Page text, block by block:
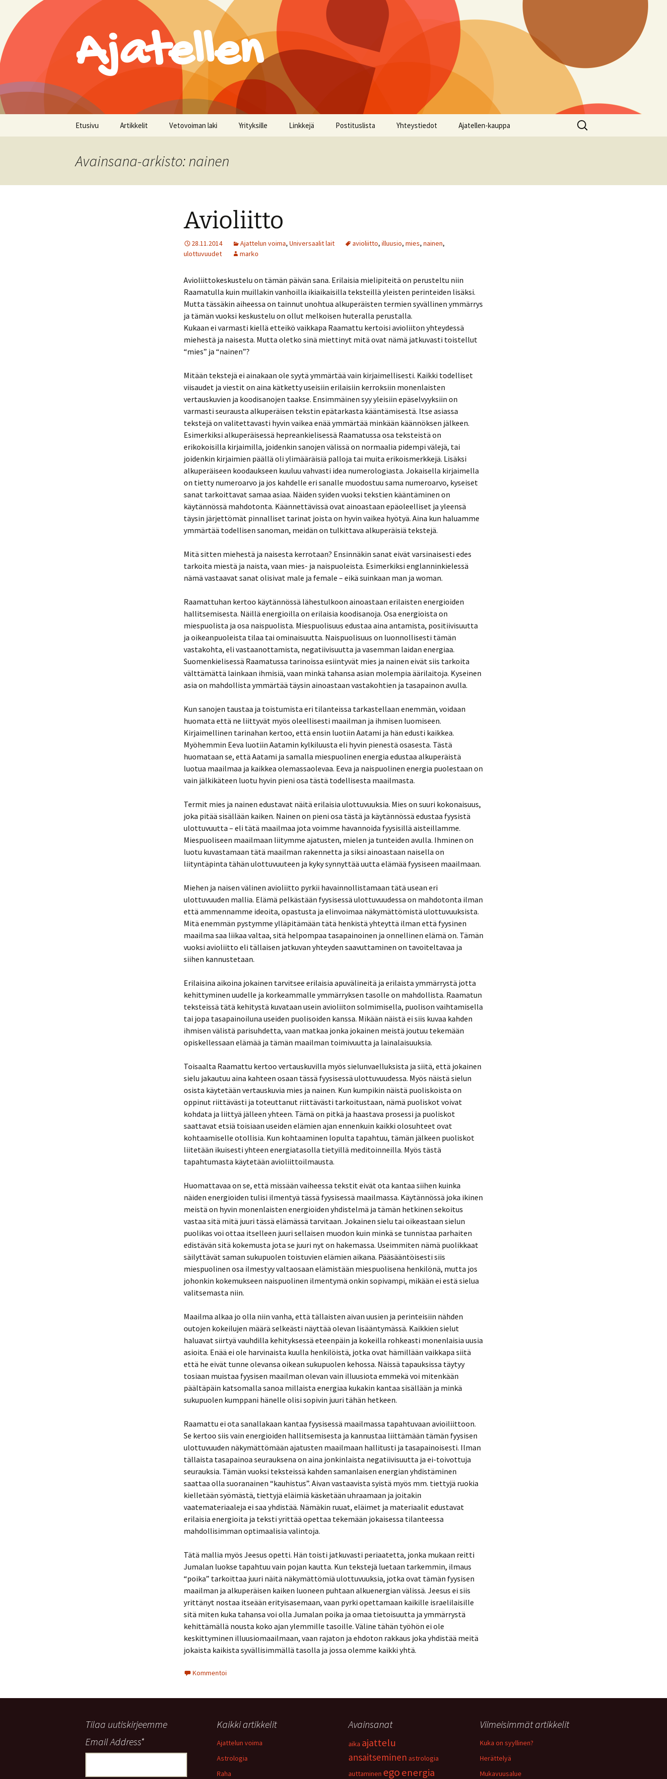
Ajatellen
Etusivu Artikkelit Vetovoiman laki Yrityksille Linkkejä Postituslista Yhteystiedot Ajatellen-kauppa
Haku:
Avainsana-arkisto: nainen
Avioliitto
28.11.2014 Ajattelun voima, Universaalit lait avioliitto, illuusio, mies, nainen,
ulottuvuudet
marko
Avioliittokeskustelu on tämän päivän sana. Erilaisia mielipiteitä on perusteltu niin
Raamatulla kuin muillakin vanhoilla ikiaikaisilla teksteillä yleisten perinteiden lisäksi.
Mutta tässäkin aiheessa on tainnut unohtua alkuperäisten termien syvällinen ymmärrys
ja tämän vuoksi keskustelu on ollut melkoisen huteralla perustalla.
Kukaan ei varmasti kiellä etteikö vaikkapa Raamattu kertoisi avioliiton yhteydessä
miehestä ja naisesta. Mutta oletko sinä miettinyt mitä ovat nämä jatkuvasti toistellut
“mies” ja “nainen”?
Mitään tekstejä ei ainakaan ole syytä ymmärtää vain kirjaimellisesti. Kaikki todelliset
viisaudet ja viestit on aina kätketty useisiin erilaisiin kerroksiin monenlaisten
vertauskuvien ja koodisanojen taakse. Ensimmäinen syy yleisiin epäselvyyksiin on
varmasti seurausta alkuperäisen tekstin epätarkasta kääntämisestä. Itse asiassa
tekstejä on valitettavasti hyvin vaikea enää ymmärtää minkään käännöksen jälkeen.
Esimerkiksi alkuperäisessä hepreankielisessä Raamatussa osa teksteistä on
erikokoisilla kirjaimilla, joidenkin sanojen välissä on normaalia pidempi välejä, tai
joidenkin kirjaimien päällä oli ylimääräisiä palloja tai muita erikoismerkkejä. Lisäksi
alkuperäiseen koodaukseen kuuluu vahvasti idea numerologiasta. Jokaisella kirjaimella
on tietty numeroarvo ja jos kahdelle eri sanalle muodostuu sama numeroarvo, kyseiset
sanat tarkoittavat samaa asiaa. Näiden syiden vuoksi tekstien kääntäminen on
käytännössä mahdotonta. Käännettävissä ovat ainoastaan epäoleelliset ja yleensä
täysin järjettömät pinnalliset tarinat joista on hyvin vaikea hyötyä. Aina kun haluamme
ymmärtää todellisen sanoman, meidän on tulkittava alkuperäisiä tekstejä.
Mitä sitten miehestä ja naisesta kerrotaan? Ensinnäkin sanat eivät varsinaisesti edes
tarkoita miestä ja naista, vaan mies- ja naispuoleista. Esimerkiksi englanninkielessä
nämä vastaavat sanat olisivat male ja female – eikä suinkaan man ja woman.
Raamattuhan kertoo käytännössä lähestulkoon ainoastaan erilaisten energioiden
hallitsemisesta. Näillä energioilla on erilaisia koodisanoja. Osa energioista on
miespuolista ja osa naispuolista. Miespuolisuus edustaa aina antamista, positiivisuutta
ja oikeanpuoleista tilaa tai ominaisuutta. Naispuolisuus on luonnollisesti tämän
vastakohta, eli vastaanottamista, negatiivisuutta ja vasemman laidan energiaa.
Suomenkielisessä Raamatussa tarinoissa esiintyvät mies ja nainen eivät siis tarkoita
välttämättä lainkaan ihmisiä, vaan minkä tahansa asian molempia äärilaitoja. Kyseinen
asia on mahdollista ymmärtää täysin ainoastaan vastakohtien ja tasapainon avulla.
Kun sanojen taustaa ja toistumista eri tilanteissa tarkastellaan enemmän, voidaan
huomata että ne liittyvät myös oleellisesti maailman ja ihmisen luomiseen.
Kirjaimellinen tarinahan kertoo, että ensin luotiin Aatami ja hän edusti kaikkea.
Myöhemmin Eeva luotiin Aatamin kylkiluusta eli hyvin pienestä osasesta. Tästä
huomataan se, että Aatami ja samalla miespuolinen energia edustaa alkuperäistä
luotua maailmaa ja kaikkea olemassaolevaa. Eeva ja naispuolinen energia puolestaan on
vain jälkikäteen luotu hyvin pieni osa tästä todellisesta maailmasta.
Termit mies ja nainen edustavat näitä erilaisia ulottuvuuksia. Mies on suuri kokonaisuus,
joka pitää sisällään kaiken. Nainen on pieni osa tästä ja käytännössä edustaa fyysistä
ulottuvuutta – eli tätä maailmaa jota voimme havannoida fyysisillä aisteillamme.
Miespuoliseen maailmaan liitymme ajatusten, mielen ja tunteiden avulla. Ihminen on
luotu kuvastamaan tätä maailman rakennetta ja siksi ainoastaan naisella on
liityntäpinta tähän ulottuvuuteen ja kyky synnyttää uutta elämää fyysiseen maailmaan.
Miehen ja naisen välinen avioliitto pyrkii havainnollistamaan tätä usean eri
ulottuvuuden mallia. Elämä pelkästään fyysisessä ulottuvuudessa on mahdotonta ilman
että ammennamme ideoita, opastusta ja elinvoimaa näkymättömistä ulottuvuuksista.
Mitä enemmän pystymme ylläpitämään tätä henkistä yhteyttä ilman että fyysinen
maailma saa liikaa valtaa, sitä helpompaa tasapainoinen ja onnellinen elämä on. Tämän
vuoksi avioliitto eli tällaisen jatkuvan yhteyden saavuttaminen on tavoiteltavaa ja
siihen kannustetaan.
Erilaisina aikoina jokainen tarvitsee erilaisia apuvälineitä ja erilaista ymmärrystä jotta
kehittyminen uudelle ja korkeammalle ymmärryksen tasolle on mahdollista. Raamatun
teksteissä tätä kehitystä kuvataan usein avioliiton solmimisella, puolison vaihtamisella
tai jopa tasapainoiluna useiden puolisoiden kanssa. Mikään näistä ei siis kuvaa kahden
ihmisen välistä parisuhdetta, vaan matkaa jonka jokainen meistä joutuu tekemään
opiskellessaan elämää ja tämän maailman toimivuutta ja lainalaisuuksia.
Toisaalta Raamattu kertoo vertauskuvilla myös sielunvaelluksista ja siitä, että jokainen
sielu jakautuu aina kahteen osaan tässä fyysisessä ulottuvuudessa. Myös näistä sielun
osista käytetään vertauskuvia mies ja nainen. Kun kumpikin näistä puoliskoista on
oppinut riittävästi ja toteuttanut riittävästi tarkoitustaan, nämä puoliskot voivat
kohdata ja liittyä jälleen yhteen. Tämä on pitkä ja haastava prosessi ja puoliskot
saattavat etsiä toisiaan useiden elämien ajan ennenkuin kaikki olosuhteet ovat
kohtaamiselle otollisia. Kun kohtaaminen lopulta tapahtuu, tämän jälkeen puoliskot
liitetään ikuisesti yhteen energiatasolla tietyillä meditoinneilla. Myös tästä
tapahtumasta käytetään avioliittoilmausta.
Huomattavaa on se, että missään vaiheessa tekstit eivät ota kantaa siihen kuinka
näiden energioiden tulisi ilmentyä tässä fyysisessä maailmassa. Käytännössä joka ikinen
meistä on hyvin monenlaisten energioiden yhdistelmä ja tämän hetkinen sekoitus
vastaa sitä mitä juuri tässä elämässä tarvitaan. Jokainen sielu tai oikeastaan sielun
puolikas voi ottaa itselleen juuri sellaisen muodon kuin minkä se tunnistaa parhaiten
edistävän sitä kokemusta jota se juuri nyt on hakemassa. Useimmiten nämä puolikkaat
säilyttävät saman sukupuolen toistuvien elämien aikana. Pääsääntöisesti siis
miespuolinen osa ilmestyy valtaosaan elämistään miespuolisena henkilönä, mutta jos
johonkin kokemukseen naispuolinen ilmentymä onkin sopivampi, mikään ei estä sielua
valitsemasta niin.
Maailma alkaa jo olla niin vanha, että tällaisten aivan uusien ja perinteisiin nähden
outojen kokeilujen määrä selkeästi näyttää olevan lisääntymässä. Kaikkien sielut
haluavat siirtyä vauhdilla kehityksessä eteenpäin ja kokeilla rohkeasti monenlaisia uusia
asioita. Enää ei ole harvinaista kuulla henkilöistä, jotka ovat hämillään vaikkapa siitä
että he eivät tunne olevansa oikean sukupuolen kehossa. Näissä tapauksissa täytyy
tosiaan muistaa fyysisen maailman olevan vain illuusiota emmekä voi mitenkään
päältäpäin katsomalla sanoa millaista energiaa kukakin kantaa sisällään ja minkä
sukupuolen kumppani hänelle olisi sopivin juuri tähän hetkeen.
Raamattu ei ota sanallakaan kantaa fyysisessä maailmassa tapahtuvaan avioiliittoon.
Se kertoo siis vain energioiden hallitsemisesta ja kannustaa liittämään tämän fyysisen
ulottuvuuden näkymättömään ajatusten maailmaan hallitusti ja tasapainoisesti. Ilman
tällaista tasapainoa seurauksena on aina jonkinlaista negatiivisuutta ja ei-toivottuja
seurauksia. Tämän vuoksi teksteissä kahden samanlaisen energian yhdistäminen
saattaa olla suoranainen “kauhistus”. Aivan vastaavista syistä myös mm. tiettyjä ruokia
kielletään syömästä, tiettyjä eläimiä käsketään uhraamaan ja joitakin
vaatemateriaaleja ei saa yhdistää. Nämäkin ruuat, eläimet ja materiaalit edustavat
erilaisia energioita ja teksti yrittää opettaa tekemään jokaisessa tilanteessa
mahdollisimman optimaalisia valintoja.
Tätä mallia myös Jeesus opetti. Hän toisti jatkuvasti periaatetta, jonka mukaan reitti
Jumalan luokse tapahtuu vain pojan kautta. Kun tekstejä luetaan tarkemmin, ilmaus
“poika” tarkoittaa juuri näitä näkymättömiä ulottuvuuksia, jotka ovat tämän fyysisen
maailman ja alkuperäisen kaiken luoneen puhtaan alkuenergian välissä. Jeesus ei siis
yrittänyt nostaa itseään erityisasemaan, vaan pyrki opettamaan kaikille israelilaisille
sitä miten kuka tahansa voi olla Jumalan poika ja omaa tietoisuutta ja ymmärrystä
kehittämällä nousta koko ajan ylemmille tasoille. Väline tähän työhön ei ole
keskittyminen illuusiomaailmaan, vaan rajaton ja ehdoton rakkaus joka yhdistää meitä
jokaista kaikista syvällisimmällä tasolla ja jossa olemme kaikki yhtä.
Kommentoi
Tilaa uutiskirjeemme
Email Address*
Kaikki artikkelit
Ajattelun voima
Astrologia
Raha
Avainsanat
aika ajattelu
ansaitseminen astrologia
auttaminen egoenergia
Viimeisimmät artikkelit
Kuka on syyllinen?
Herättelyä
Mukavuusalue